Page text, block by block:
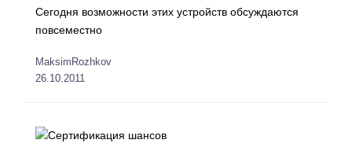
Сегодня возможности этих устройств обсуждаются
повсеместно
MaksimRozhkov
26.10.2011